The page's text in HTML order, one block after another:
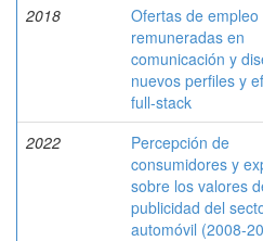
2018
Ofertas de
remuneradas en
comunicación y
nuevos perfiles y
full-stack
2022
Percepción de
consumidores y
sobre los valores
publicidad del
automóvil (2008-